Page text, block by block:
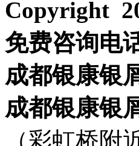
Copyright
免费咨询电
成都银康银
成都银康银
（彩虹桥附